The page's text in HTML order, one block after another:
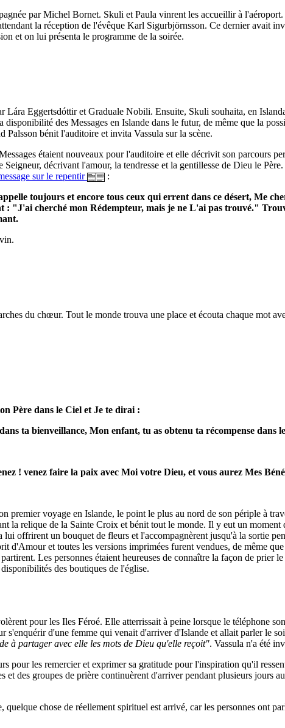
par Michel Bornet. Skuli et Paula vinrent les accueillir à
la réception de l'évêque Karl Sigurbjörnsson. Ce dernier avait
et on lui présenta le programme de la soirée.
Eggertsdóttir et Graduale Nobili. Ensuite, Skuli souhaita, en
des Messages en Islande dans le futur, de même que la
Palsson bénit l'auditoire et invita Vassula sur la scène.
étaient nouveaux pour l'auditoire et elle décrivit son parcours
décrivant l'amour, la tendresse et la gentillesse de Dieu le
sur le repentir
:
toujours et encore tous ceux qui errent dans ce désert, Me
: "J'ai cherché mon Rédempteur, mais je ne L'ai pas trouvé."
du chœur. Tout le monde trouva une place et écouta chaque mot
Père dans le Ciel et Je te dirai :
ta bienveillance, Mon enfant, tu as obtenu ta récompense dans
! venez faire la paix avec Moi votre Dieu, et vous aurez Mes
premier voyage en Islande, le point le plus au nord de son périple à
la relique de la Sainte Croix et bénit tout le monde. Il y eut un
lui offrirent un bouquet de fleurs et l'accompagnèrent jusqu'à la sortie
et toutes les versions imprimées furent vendues, de même
Les personnes étaient heureuses de connaître la façon de prier
des boutiques de l'église.
pour les Iles Féroé. Elle atterrissait à peine lorsque le téléphone
d'une femme qui venait d'arriver d'Islande et allait parler le
à partager avec elle les mots de Dieu qu'elle reçoit". Vassula n'a été
pour les remercier et exprimer sa gratitude pour l'inspiration qu'il
et des groupes de prière continuèrent d'arriver pendant plusieurs jours
chose de réellement spirituel est arrivé, car les personnes ont